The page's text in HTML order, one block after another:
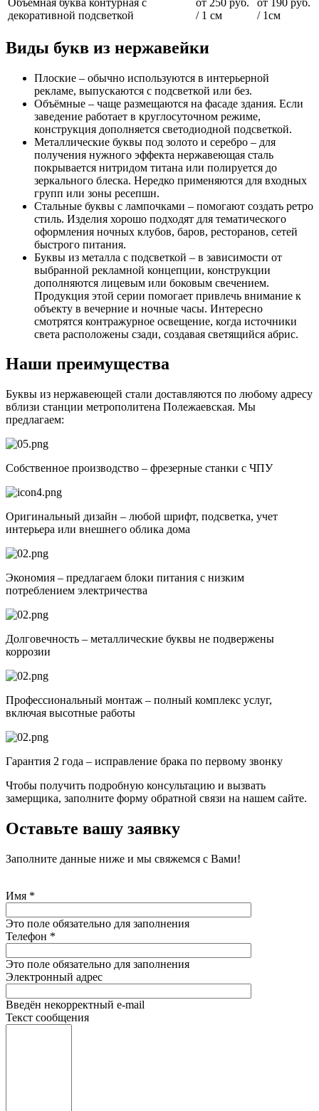
декоративной подсветкой
/ 1 см
/ 1см
Виды букв из нержавейки
Плоские – обычно используются в интерьерной
рекламе, выпускаются с подсветкой или без.
Объёмные – чаще размещаются на фасаде здания. Если
заведение работает в круглосуточном режиме,
конструкция дополняется светодиодной подсветкой.
Металлические буквы под золото и серебро – для
получения нужного эффекта нержавеющая сталь
покрывается нитридом титана или полируется до
зеркального блеска. Нередко применяются для входных
групп или зоны ресепшн.
Стальные буквы с лампочками – помогают создать ретро
стиль. Изделия хорошо подходят для тематического
оформления ночных клубов, баров, ресторанов, сетей
быстрого питания.
Буквы из металла с подсветкой – в зависимости от
выбранной рекламной концепции, конструкции
дополняются лицевым или боковым свечением.
Продукция этой серии помогает привлечь внимание к
объекту в вечерние и ночные часы. Интересно
смотрятся контражурное освещение, когда источники
света расположены сзади, создавая светящийся абрис.
Наши преимущества
Буквы из нержавеющей стали доставляются по любому адресу
вблизи станции метрополитена Полежаевская. Мы
предлагаем:
Собственное производство – фрезерные станки с ЧПУ
Оригинальный дизайн – любой шрифт, подсветка, учет
интерьера или внешнего облика дома
Экономия – предлагаем блоки питания с низким
потреблением электричества
Долговечность – металлические буквы не подвержены
коррозии
Профессиональный монтаж – полный комплекс услуг,
включая высотные работы
Гарантия 2 года – исправление брака по первому звонку
Чтобы получить подробную консультацию и вызвать
замерщика, заполните форму обратной связи на нашем сайте.
Оставьте вашу заявку
Заполните данные ниже и мы свяжемся с Вами!
Имя *
Это поле обязательно для заполнения
Телефон *
Это поле обязательно для заполнения
Электронный адрес
Введён некорректный e-mail
Текст сообщения